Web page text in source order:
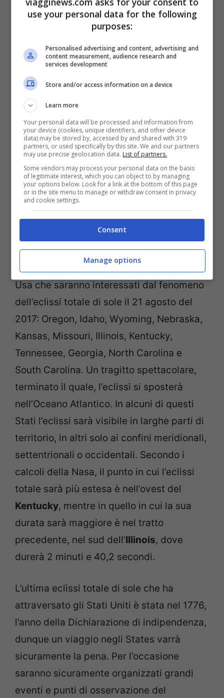
Sud-Est, dall’OregonallaCarolina del
, lungo un percorso coast to coast
largo circa 70 miglia entro il quale l’eclissi
di sole sarà totale. L’hanno battezzata
Great American Total Solar Eclipsee il
fenomeno si manifesterà il
Se avete in programma un viaggio negli
Stati Uniti per la prossima estate vi
conviene organizzarlo entro questa data,
per non perdervi l’eclissi. Avete solo
l’imbarazzo della scelta dello Stato Usa
dove andare e molti sono davvero
bellissimi, pieni di bellezze naturali e
attrattive turistiche.
Ecco, da Nord-Ovest a Sud-Est gli Stato
Usa che saranno interessati dal fenomeno
dell’eclissi totale di sole il 21 agosto del
2017: Oregon, Idaho, Wyoming, Nebraska,
Kansas, Missouri, Illinois, Kentucky,
Tennessee, Georgia, North Carolina e
South Carolina. Un tragitto spettacolare,
terminato il quale, l’eclissi si sposterà
nell’Oceano Atlantico. In alcuni di questi
Stati l’eclissi sarà visibile in larghe parti di
territorio, in altri solo ai confini meridionali,
settentrionali o occidentali. Secondo i
calcoli della Nasa, il punto in cui l’eclissi
totale sarà più estesa è nell’ovest del
Kentucky, mentre in quello in cui la sua
durata sarà maggiore è nel tratto
precedente, nel sud dell’Illinois, dove
durerà 2 minuti e 40,2 secondi.
L’ultima eclissi totale di sole che ha
attraversato gli Stati Uniti è stata nel 1776,
l’anno della Dichiarazione di indipendenza,
dunque un viaggio negli States varrà
sicuramente la pena. Per l’occasione
saranno sicuramente organizzati grandi
eventi e punti di osservazione del
use your personal data for the following
purposes:
Personalised advertising and content, advertising and
content measurement, audience research and
services development
Store and/or access information on a device
Learn more
Your personal data will be processed and information from
your device (cookies, unique identifiers, and other device
data) may be stored by, accessed by and shared with 319
partners, or used specifically by this site. We and our partners
may use precise geolocation data. List of partners.
Some vendors may process your personal data on the basis
of legitimate interest, which you can object to by managing
your options below. Look for a link at the bottom of this page
or in the site menu to manage or withdraw consent in privacy
and cookie settings.
Consent
Manage options